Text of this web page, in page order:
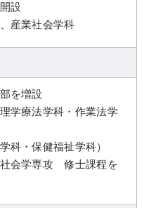
設
産業社会学科
を増設
学療法学科・作業法学
科・保健福祉学科）
会学専攻 修士課程を